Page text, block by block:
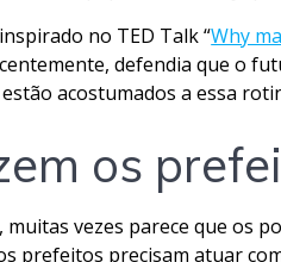
no TED Talk “Why
defendia que o
acostumados a essa
os
muitas vezes parece que os
prefeitos precisam atuar